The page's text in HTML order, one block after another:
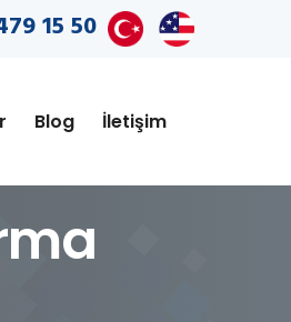
15 50
Blog İletişim